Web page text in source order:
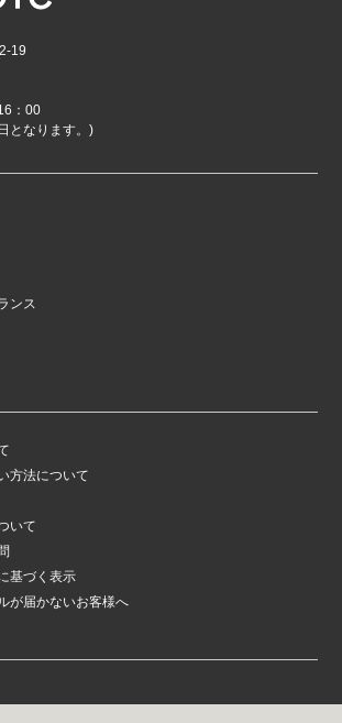
19
：00
となります。)
ンス
方法について
いて
基づく表示
が届かないお客様へ